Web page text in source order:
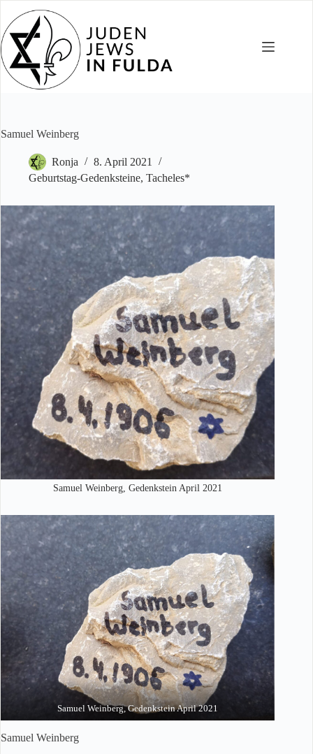
Inhalt
springen
Samuel Weinberg
Ronja
8. April 2021
Geburtstag-Gedenksteine, Tacheles*
Samuel Weinberg, Gedenkstein April 2021
Samuel Weinberg, Gedenkstein April 2021
Samuel Weinberg